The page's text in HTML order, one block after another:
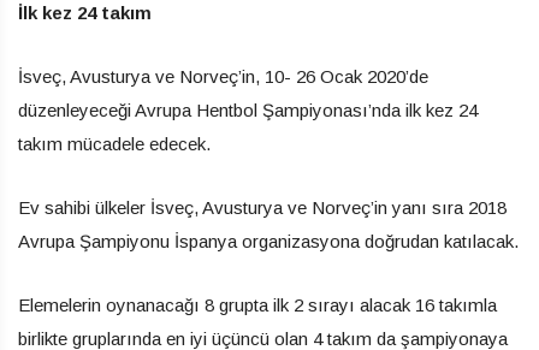
İlk kez 24 takım
İsveç, Avusturya ve Norveç’in, 10- 26 Ocak 2020’de
düzenleyeceği Avrupa Hentbol Şampiyonası’nda ilk kez 24
takım mücadele edecek.
Ev sahibi ülkeler İsveç, Avusturya ve Norveç’in yanı sıra 2018
Avrupa Şampiyonu İspanya organizasyona doğrudan katılacak.
Elemelerin oynanacağı 8 grupta ilk 2 sırayı alacak 16 takımla
birlikte gruplarında en iyi üçüncü olan 4 takım da şampiyonaya